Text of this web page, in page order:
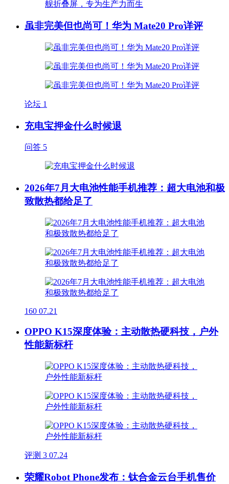
虽非完美但也尚可！华为 Mate20 Pro详评
论坛 1
充电宝押金什么时候退
问答 5
2026年7月大电池性能手机推荐：超大电池和极
致散热都给足了
160 07.21
OPPO K15深度体验：主动散热硬科技，户外
性能新标杆
评测 3 07.24
荣耀Robot Phone发布：钛合金云台手机售价